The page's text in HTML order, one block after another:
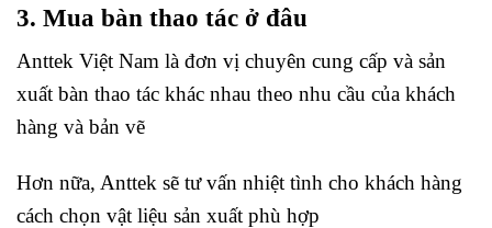
3. Mua bàn thao tác ở đâu
Anttek Việt Nam là đơn vị chuyên cung cấp và sản
xuất bàn thao tác khác nhau theo nhu cầu của khách
hàng và bản vẽ
Hơn nữa, Anttek sẽ tư vấn nhiệt tình cho khách hàng
cách chọn vật liệu sản xuất phù hợp